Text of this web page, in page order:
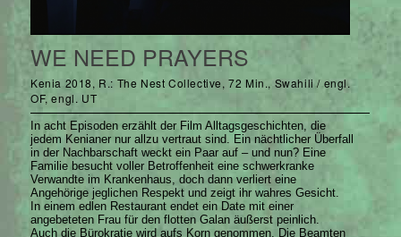
WE NEED PRAYERS
Kenia 2018, R.: The Nest Collective, 72 Min., Swahili / engl.
OF, engl. UT
In acht Episoden erzählt der Film Alltagsgeschichten, die
jedem Kenianer nur allzu vertraut sind. Ein nächtlicher Überfall
in der Nachbarschaft weckt ein Paar auf – und nun? Eine
Familie besucht voller Betroffenheit eine schwerkranke
Verwandte im Krankenhaus, doch dann verliert eine
Angehörige jeglichen Respekt und zeigt ihr wahres Gesicht.
In einem edlen Restaurant endet ein Date mit einer
angebeteten Frau für den flotten Galan äußerst peinlich.
Auch die Bürokratie wird aufs Korn genommen. Die Beamten